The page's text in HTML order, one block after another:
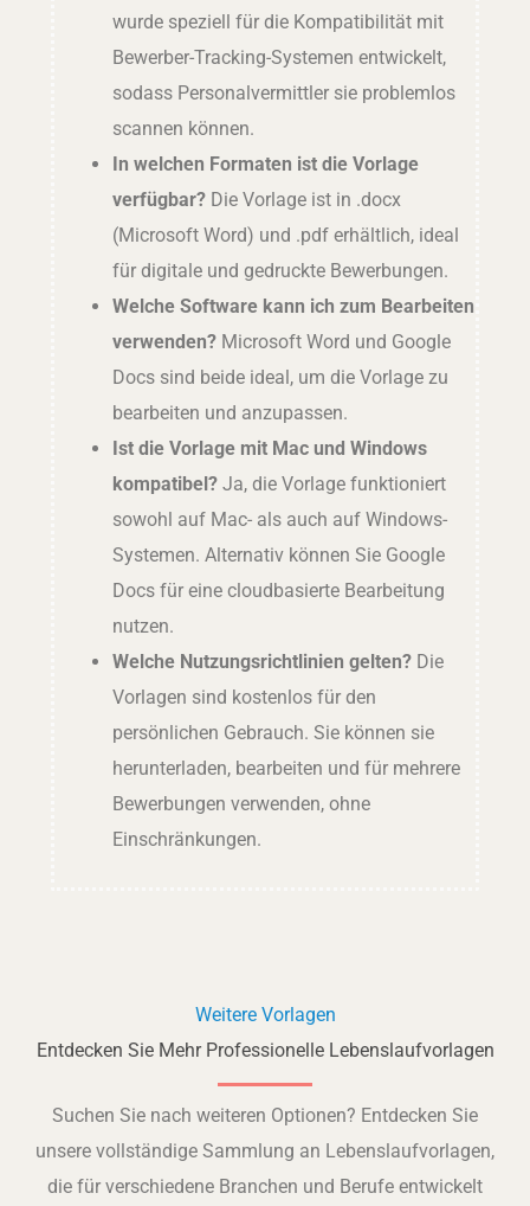
wurde speziell für die Kompatibilität mit
Bewerber-Tracking-Systemen entwickelt,
sodass Personalvermittler sie problemlos
scannen können.
In welchen Formaten ist die Vorlage
verfügbar?Die Vorlage ist in .docx
(Microsoft Word) und .pdf erhältlich, ideal
für digitale und gedruckte Bewerbungen.
Welche Software kann ich zum Bearbeiten
verwenden?Microsoft Word und Google
Docs sind beide ideal, um die Vorlage zu
bearbeiten und anzupassen.
Ist die Vorlage mit Mac und Windows
kompatibel?Ja, die Vorlage funktioniert
sowohl auf Mac- als auch auf Windows-
Systemen. Alternativ können Sie Google
Docs für eine cloudbasierte Bearbeitung
nutzen.
Welche Nutzungsrichtlinien gelten?Die
Vorlagen sind kostenlos für den
persönlichen Gebrauch. Sie können sie
herunterladen, bearbeiten und für mehrere
Bewerbungen verwenden, ohne
Einschränkungen.
Weitere Vorlagen
Entdecken Sie Mehr Professionelle Lebenslaufvorlagen
Suchen Sie nach weiteren Optionen? Entdecken Sie
unsere vollständige Sammlung an Lebenslaufvorlagen,
die für verschiedene Branchen und Berufe entwickelt